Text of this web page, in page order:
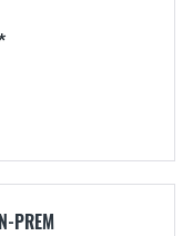
PREM